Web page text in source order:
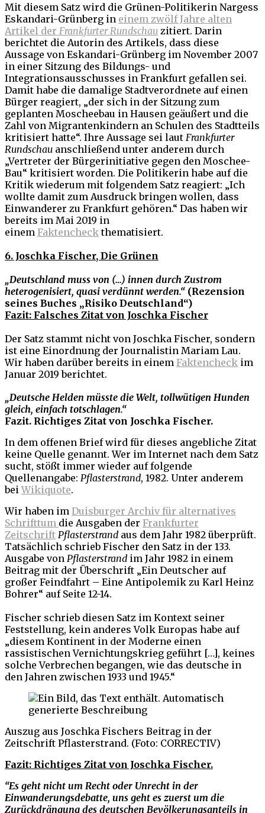
Mit diesem Satz wird die Grünen-Politikerin Nargess
Eskandari-Grünberg in einem zwölf Jahre alten
Artikel der Frankfurter Rundschau zitiert. Darin
berichtet die Autorin des Artikels, dass diese
Aussage von Eskandari-Grünberg im November 2007
in einer Sitzung des Bildungs- und
Integrationsausschusses in Frankfurt gefallen sei.
Damit habe die damalige Stadtverordnete auf einen
Bürger reagiert, „der sich in der Sitzung zum
geplanten Moscheebau in Hausen geäußert und die
Zahl von Migrantenkindern an Schulen des Stadtteils
kritisiert hatte“. Ihre Aussage sei laut Frankfurter
Rundschau anschließend unter anderem durch
„Vertreter der Bürgerinitiative gegen den Moschee-
Bau“ kritisiert worden. Die Politikerin habe auf die
Kritik wiederum mit folgendem Satz reagiert: „Ich
wollte damit zum Ausdruck bringen wollen, dass
Einwanderer zu Frankfurt gehören.“ Das haben wir
bereits im Mai 2019 in
einem Faktencheck thematisiert.
6. Joschka Fischer, Die Grünen
„Deutschland muss von (…) innen durch Zustrom
heterogenisiert, quasi verdünnt werden.“ (Rezension
seines Buches „Risiko Deutschland“)
Fazit: Falsches Zitat von Joschka Fischer
Der Satz stammt nicht von Joschka Fischer, sondern
ist eine Einordnung der Journalistin Mariam Lau.
Wir haben darüber bereits in einem Faktencheck im
Januar 2019 berichtet.
„Deutsche Helden müsste die Welt, tollwütigen Hunden
gleich, einfach totschlagen.“
Fazit. Richtiges Zitat von Joschka Fischer.
In dem offenen Brief wird für dieses angebliche Zitat
keine Quelle genannt. Wer im Internet nach dem Satz
sucht, stößt immer wieder auf folgende
Quellenangabe: Pflasterstrand, 1982. Unter anderem
beiWikiquote.
Wir haben im Duisburger Archiv für alternatives
Schrifttum die Ausgaben der Frankfurter
Zeitschrift Pflasterstrand aus dem Jahr 1982 überprüft.
Tatsächlich schrieb Fischer den Satz in der 133.
Ausgabe von Pflasterstrand im Jahr 1982 in einem
Beitrag mit der Überschrift „Ein Deutscher auf
großer Feindfahrt – Eine Antipolemik zu Karl Heinz
Bohrer“ auf Seite 12-14.
Fischer schrieb diesen Satz im Kontext seiner
Feststellung, kein anderes Volk Europas habe auf
„diesem Kontinent in der Moderne einen
rassistischen Vernichtungskrieg geführt […], keines
solche Verbrechen begangen, wie das deutsche in
den Jahren zwischen 1933 und 1945.“
Auszug aus Joschka Fischers Beitrag in der
Zeitschrift Pflasterstrand. (Foto: CORRECTIV)
Fazit: Richtiges Zitat von Joschka Fischer.
“Es geht nicht um Recht oder Unrecht in der
Einwanderungsdebatte, uns geht es zuerst um die
Zurückdrängung des deutschen Bevölkerungsanteils in